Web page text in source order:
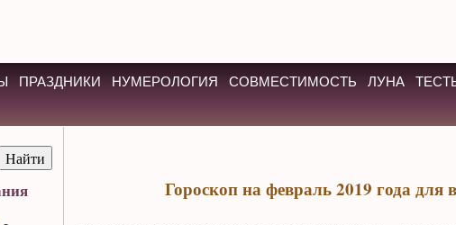
ПРАЗДНИКИ НУМЕРОЛОГИЯ СОВМЕСТИМОСТЬ ЛУНА
Гороскоп на февраль 2019 года для